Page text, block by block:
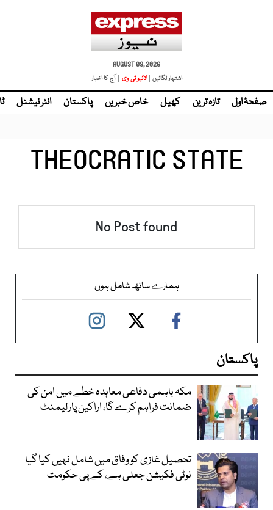
AUGUST 09, 2026
اشتہار لگائیں |
| آج کا اخبار
صفحۂ اول تازہ ترین کھیل خاص خبریں پاکستان انٹر نیشنل
THEOCRATIC STATE
No Post found
ہمارے ساتھ شامل ہوں
پاکستان
مکہ باہمی دفاعی معاہدہ خطے میں امن کی
ضمانت فراہم کرے گا، اراکین پارلیمنٹ
تحصیل غازی کو وفاق میں شامل نہیں کیا گیا
نوٹی فکیشن جعلی ہے، کے پی حکومت